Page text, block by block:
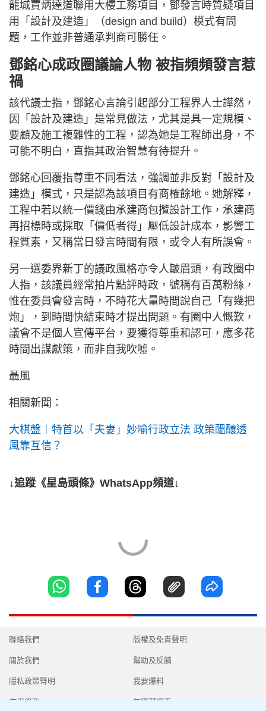
龍城賈炳達道聯用大樓工務項目，鄧發言時質疑項目
用「設計及建造」（design and build）模式有問
題，工作並非普通承判商可勝任。
鄧銘心成政圈議論人物 被指頻頻發言惹
禍
該代議士指，鄧銘心言論引起部分工程界人士譁然，
因「設計及建造」是常見做法，尤其是具一定規模、
要顧及施工複雜性的工程，認為她是工程師出身，不
可能不明白，直指其政治智慧有待提升。
鄧銘心回覆指尊重不同看法，強調並非反對「設計及
建造」模式，只是認為該項目有商榷餘地。她解釋，
工程中若以統一價錢由承建商包攬設計工作，承建商
再招標時或採取「價低者得」壓低設計成本，影響工
程質素，又稱當日發言時間有限，或令人有所誤會。
另一選委界新丁的議政風格亦令人皺眉頭，有政圈中
人指，該議員經常拍片點評時政，號稱有百萬粉絲，
惟在委員會發言時，不時花大量時間說自己「有幾把
炮」，到時間快結束時才提出問題。有圈中人慨歎，
議會不是個人宣傳平台，要獲得尊重和認可，應多花
時間出謀獻策，而非自我吹噓。
聶風
相關新聞：
大棋盤︱特首以「夫妻」妙喻行政立法 政策醞釀透
風靠互信？
↓追蹤《星島頭條》WhatsApp頻道↓
聯絡我們
關於我們
隱私政策聲明
使用條款
版權及免責聲明
幫助及反饋
我要爆料
無障礙網頁